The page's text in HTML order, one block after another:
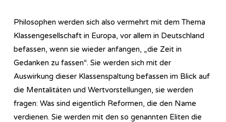
Philosophen werden sich also vermehrt mit dem Thema
Klassengesellschaft in Europa, vor allem in Deutschland
befassen, wenn sie wieder anfangen, „die Zeit in
Gedanken zu fassen“. Sie werden sich mit der
Auswirkung dieser Klassenspaltung befassen im Blick auf
die Mentalitäten und Wertvorstellungen, sie werden
fragen: Was sind eigentlich Reformen, die den Name
verdienen. Sie werden mit den so genannten Eliten die